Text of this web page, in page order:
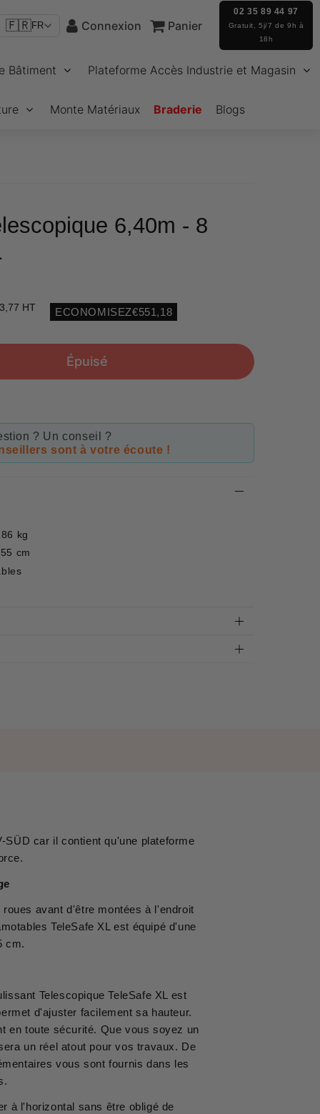
🇫🇷FR Connexion Panier
02 35 89 44 97
Gratuit, 5j/7 de 9h à
18h
Bâtiment Plateforme Accès Industrie et Magasin
Monte Matériaux Braderie Blogs
6,40m - 8
HT
Unit
ECONOMISEZ€551,18
Épuisé
? Un conseil ?
sont à votre écoute !
kg
cm
car il contient qu'une plateforme
avant d'être montées à l'endroit
TeleSafe XL est équipé d'une
cm.
Telescopique TeleSafe XL est
d'ajuster facilement sa hauteur.
en toute sécurité. Que vous soyez un
un réel atout pour vos travaux. De
vous sont fournis dans les
à l'horizontal sans être obligé de